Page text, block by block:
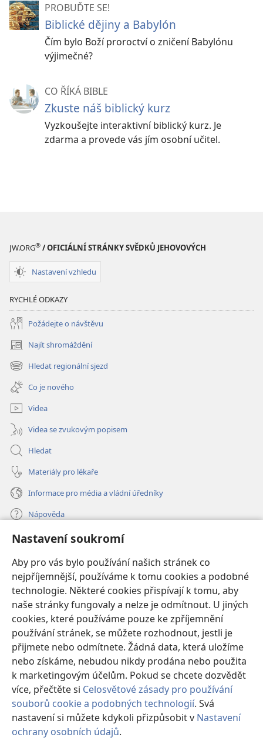
Nastavení soukromí
Aby pro vás bylo používání našich stránek co
nejpříjemnější, používáme k tomu cookies a podobné
technologie. Některé cookies přispívají k tomu, aby
naše stránky fungovaly a nelze je odmítnout. U jiných
cookies, které používáme pouze ke zpříjemnění
používání stránek, se můžete rozhodnout, jestli je
přijmete nebo odmítnete. Žádná data, která uložíme
nebo získáme, nebudou nikdy prodána nebo použita
k marketingovým účelům. Pokud se chcete dozvědět
více, přečtěte si Celosvětové zásady pro používání
souborů cookie a podobných technologií. Svá
nastavení si můžete kdykoli přizpůsobit v Nastavení
ochrany osobních údajů.
PROBUĎTE SE!
Biblické dějiny a Babylón
Čím bylo Boží proroctví o zničení Babylónu
výjimečné?
CO ŘÍKÁ BIBLE
Zkuste náš biblický kurz
Vyzkoušejte interaktivní biblický kurz. Je
zdarma a provede vás jím osobní učitel.
JW.ORG® / OFICIÁLNÍ STRÁNKY SVĚDKŮ JEHOVOVÝCH
Nastavení vzhledu
RYCHLÉ ODKAZY
Požádejte o návštěvu
Najít shromáždění
(otevřeno
nové
okno)
Hledat regionální sjezd
(otevřeno
nové
okno)
Co je nového
Videa
Videa se zvukovým popisem
Hledat
Materiály pro lékaře
Informace pro média a vládní úředníky
Nápověda
Dary
nové
okno) ONLINE KNIHOVNA Strážné věže
(otevřeno
nové
okno)JW Hub®
(otevřeno
nové
okno)JW Library
Watchtower Library
Copyright© 2026 Watch Tower Bible and Tract Society of Pennsylvania.
PODMÍNKY POUŽITÍ|OCHRANA SOUKROMÍ
SOUKROMÍ